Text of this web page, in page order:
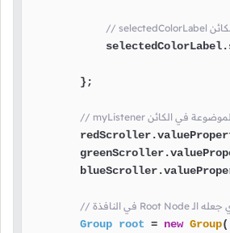
        };
Group root = new Group